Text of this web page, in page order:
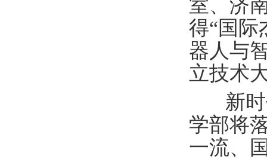
室、济
得“国际
器人与
立技术
新
学部将
一流、